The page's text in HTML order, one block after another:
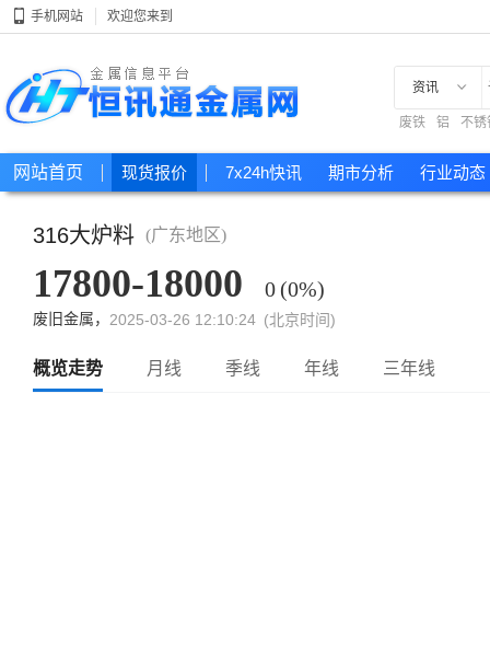
手机网站 欢迎您来到
资讯
现货
废铁 铝 不锈
网站首页 现货报价 7x24h快讯 期市分析 行业动态
316大炉料 (广东地区)
17800-18000 0 (0%)
废旧金属， 2025-03-26 12:10:24 (北京时间)
概览走势 月线 季线 年线 三年线